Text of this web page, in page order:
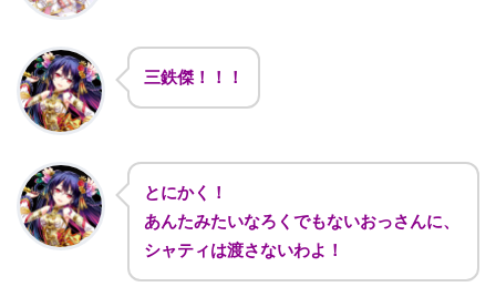
三鉄傑！！！
とにかく！
あんたみたいなろくでもないおっさんに、
シャティは渡さないわよ！